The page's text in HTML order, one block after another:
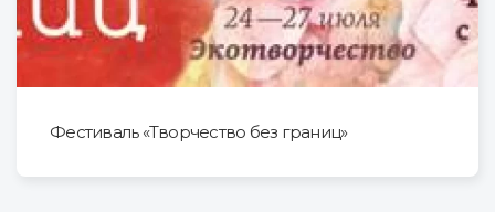
Фестиваль «Творчество без границ»